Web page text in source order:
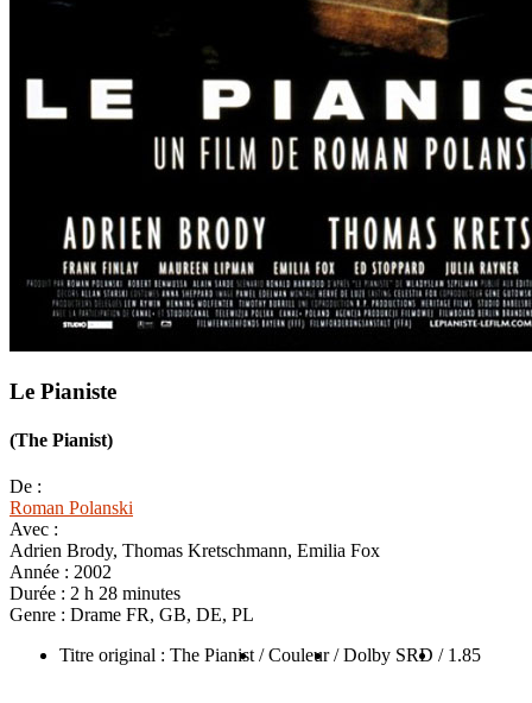
Le Pianiste
(The Pianist)
De :
Roman Polanski
Avec :
Adrien Brody, Thomas Kretschmann, Emilia Fox
Année : 2002
Durée : 2 h 28 minutes
Genre : Drame FR, GB, DE, PL
Titre original : The Pianist / Couleur / Dolby SRD / 1.85